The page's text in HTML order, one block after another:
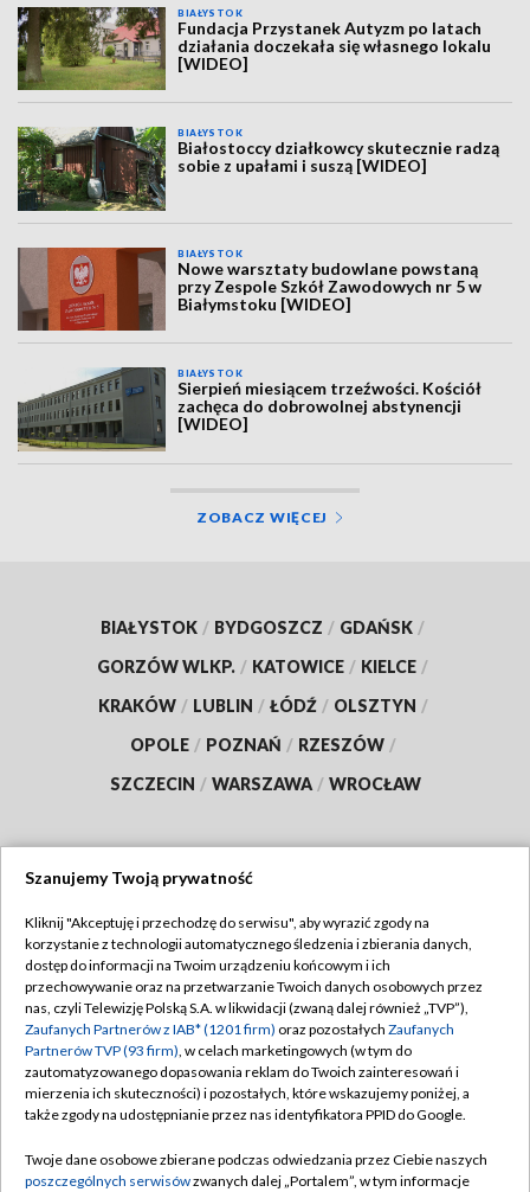
BIAŁYSTOK
Fundacja Przystanek Autyzm po latach
działania doczekała się własnego lokalu
[WIDEO]
BIAŁYSTOK
Białostoccy działkowcy skutecznie radzą
sobie z upałami i suszą [WIDEO]
BIAŁYSTOK
Nowe warsztaty budowlane powstaną
przy Zespole Szkół Zawodowych nr 5 w
Białymstoku [WIDEO]
BIAŁYSTOK
Sierpień miesiącem trzeźwości. Kościół
zachęca do dobrowolnej abstynencji
[WIDEO]
ZOBACZ WIĘCEJ
BIAŁYSTOK / BYDGOSZCZ / GDAŃSK /
GORZÓW WLKP. / KATOWICE / KIELCE /
KRAKÓW / LUBLIN / ŁÓDŹ / OLSZTYN /
OPOLE / POZNAŃ / RZESZÓW /
SZCZECIN / WARSZAWA / WROCŁAW
TVP
Abonament TVP
Emisja w TVP
Centrum informacji TVP
Naziemna Telewizja Cyfrowa
Rada Programowa
Regulamin TVP
Polityka prywatności
Moje zgody
Pomoc
Kontakt
Szanujemy Twoją prywatność
Kliknij "Akceptuję i przechodzę do serwisu", aby wyrazić zgody na
korzystanie z technologii automatycznego śledzenia i zbierania danych,
dostęp do informacji na Twoim urządzeniu końcowym i ich
przechowywanie oraz na przetwarzanie Twoich danych osobowych przez
nas, czyli Telewizję Polską S.A. w likwidacji (zwaną dalej również „TVP”),
Zaufanych Partnerów z IAB* (1201 firm) oraz pozostałych Zaufanych
Partnerów TVP (93 firm), w celach marketingowych (w tym do
zautomatyzowanego dopasowania reklam do Twoich zainteresowań i
mierzenia ich skuteczności) i pozostałych, które wskazujemy poniżej, a
także zgody na udostępnianie przez nas identyfikatora PPID do Google.
Twoje dane osobowe zbierane podczas odwiedzania przez Ciebie naszych
poszczególnych serwisówzwanych dalej „Portalem”, w tym informacje